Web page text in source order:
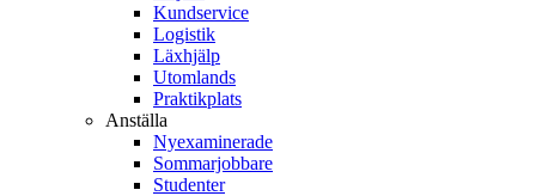
Kundservice
Logistik
Läxhjälp
Utomlands
Praktikplats
Anställa
Nyexaminerade
Sommarjobbare
Studenter